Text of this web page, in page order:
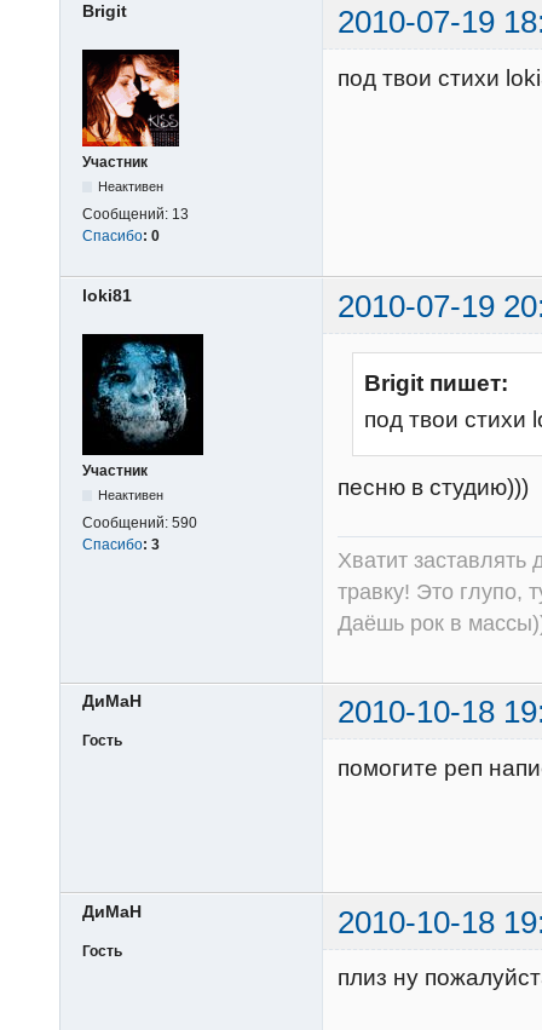
Brigit 2010-07-19
Участник
Неактивен
Сообщений: 13
Спасибо: 0
под твои стихи
loki81 2010-07-19
Участник
Неактивен
Сообщений: 590
Спасибо: 3
Brigit пишет:
под твои стихи
песню в студию)))
Хватит заставлять
травку! Это глупо,
Даёшь рок в
ДиМаН 2010-10-18
Гость
помогите реп
ДиМаН 2010-10-18
Гость
плиз ну